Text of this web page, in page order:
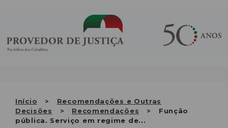
conteúdo
Início
Recomendações e Outras
Decisões
Recomendações
Função
pública. Serviço em regime de...
QUEM SOMOS
ATIVIDADE
RELAÇÕES INTERNACIONAIS
APRESENTAR QUEIXA